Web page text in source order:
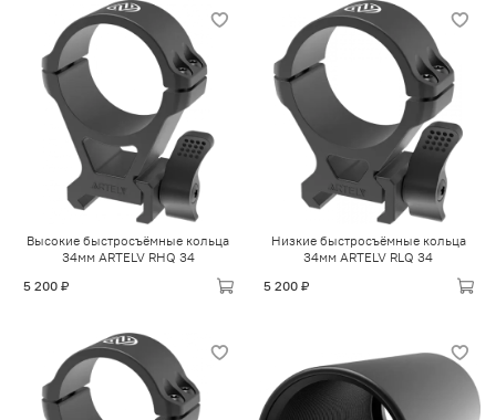
Высокие быстросъёмные кольца
34мм ARTELV RHQ 34
5 200 ₽
Низкие быстросъёмные кольца
34мм ARTELV RLQ 34
5 200 ₽